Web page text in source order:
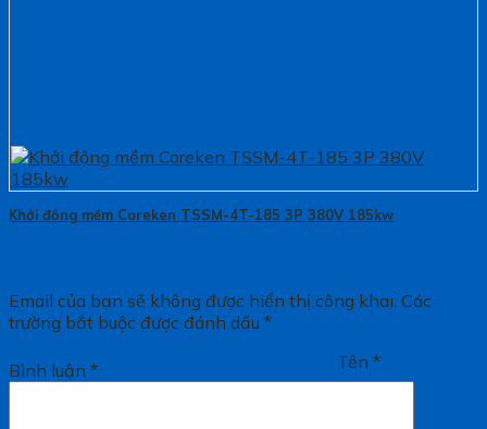
Khởi động mềm Coreken TSSM-4T-185 3P 380V 185kw
Email của bạn sẽ không được hiển thị công khai. Các
trường bắt buộc được đánh dấu *
Bình luận * Tên*